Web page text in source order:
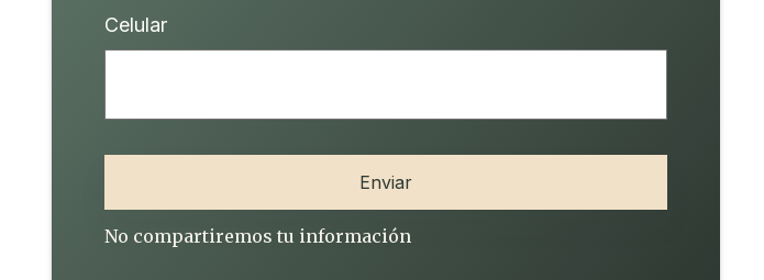
Celular
No compartiremos tu información